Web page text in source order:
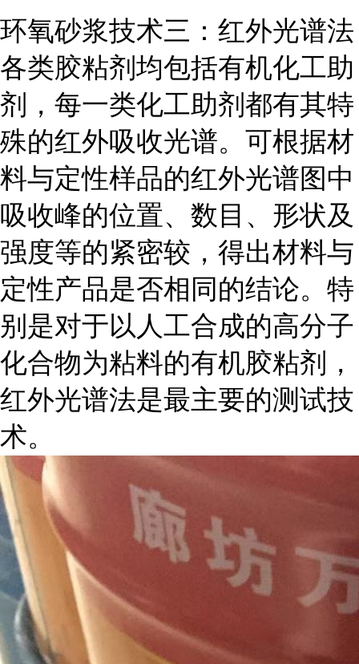
环氧砂浆技术三：红外光谱法
各类胶粘剂均包括有机化工助
剂，每一类化工助剂都有其特
殊的红外吸收光谱。可根据材
料与定性样品的红外光谱图中
吸收峰的位置、数目、形状及
强度等的紧密较，得出材料与
定性产品是否相同的结论。特
别是对于以人工合成的高分子
化合物为粘料的有机胶粘剂，
红外光谱法是最主要的测试技
术。